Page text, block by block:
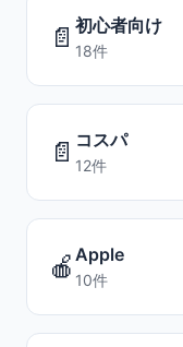
📄 初心者向け
18件
📄 コスパ
12件
🍎 Apple
10件